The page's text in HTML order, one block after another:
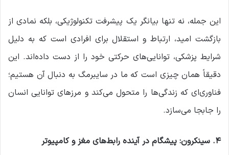
این جمله، نه تنها بیانگر یک پیشرفت تکنولوژیکی، بلکه نمادی از
بازگشت امید، ارتباط و استقلال برای افرادی است که به دلیل
شرایط پزشکی، توانایی‌های حرکتی خود را از دست داده‌اند. این
دقیقاً همان چیزی است که ما در سایبرمگ به دنبال آن هستیم؛
فناوری‌ای که زندگی‌ها را متحول می‌کند و مرزهای توانایی انسان
را جابجا می‌سازد.
۴. سینکرون: پیشگام در آینده رابط‌های مغز و کامپیوتر